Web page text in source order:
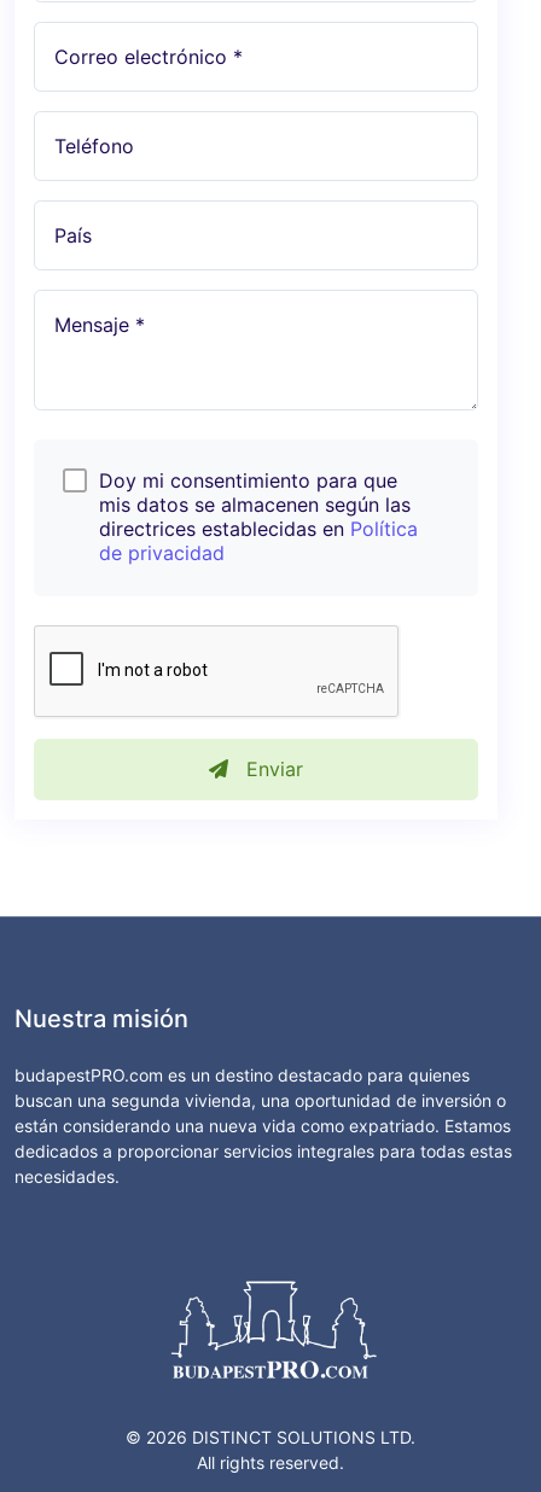
Correo electrónico *
Teléfono
País
Mensaje *
Doy mi consentimiento para que
mis datos se almacenen según las
directrices establecidas en Política
de privacidad
Enviar
Nuestra misión
budapestPRO.com es un destino destacado para quienes
buscan una segunda vivienda, una oportunidad de inversión o
están considerando una nueva vida como expatriado. Estamos
dedicados a proporcionar servicios integrales para todas estas
necesidades.
© 2026 DISTINCT SOLUTIONS LTD.
All rights reserved.